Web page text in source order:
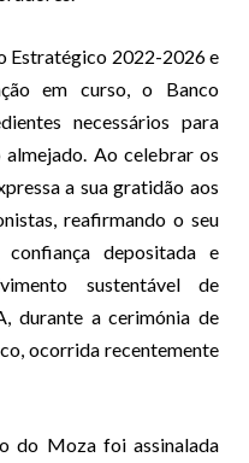
Estratégico 2022-2026 e
em curso, o Banco
necessários para
almejado. Ao celebrar os
a sua gratidão aos
reafirmando o seu
depositada e
sustentável de
durante a cerimónia de
ocorrida recentemente
do Moza foi assinalada